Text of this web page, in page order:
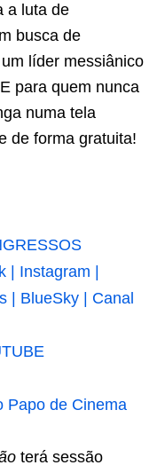
a luta de
busca de
líder messiânico
para quem nunca
numa tela
de forma gratuita!
| Instagram |
| BlueSky | Canal
Papo de Cinema
terá sessão